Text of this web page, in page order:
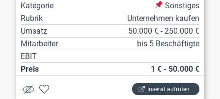
Kategorie
Sonstiges
Rubrik
Unternehmen kaufen
Umsatz
50.000 € - 250.000 €
Mitarbeiter
bis 5 Beschäftigte
EBIT
Preis
1 € - 50.000 €
Inserat aufrufen